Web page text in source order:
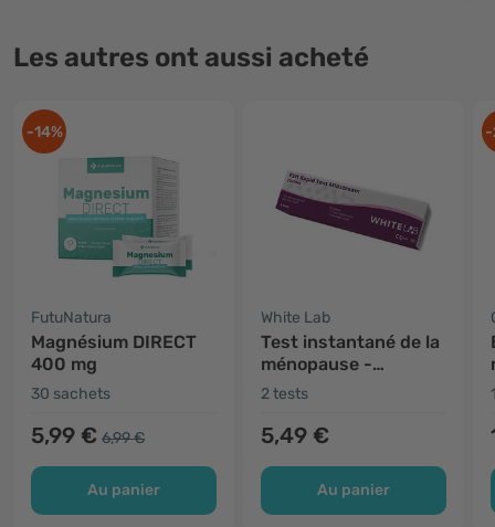
Les autres ont aussi acheté
-14%
FutuNatura
Magnésium DIRECT
400 mg
30 sachets
5,99 € 6,99 €
Au panier
White Lab
Test instantané de la
ménopause -
hormone FSH
2 tests
5,49 €
Au panier
-